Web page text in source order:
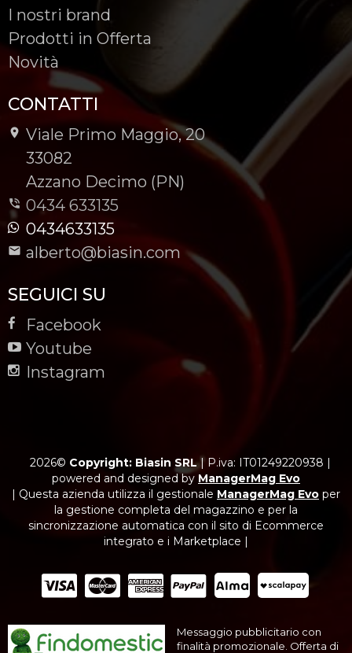
I nostri brand
Prodotti in Offerta
Novità
CONTATTI
Viale Primo Maggio, 20
-
33082
-
Azzano Decimo (PN)
0434 633135
0434633135
alberto@biasin.com
SEGUICI SU
Facebook
Youtube
Instagram
2026© Copyright: Biasin SRL| P.iva: IT01249220938 |
powered and designed by ManagerMag Evo
| Questa azienda utilizza il gestionale ManagerMag Evo per
la gestione completa del magazzino e per la
sincronizzazione automatica con il sito di Ecommerce
integrato e i Marketplace |
Messaggio pubblicitario con
finalità promozionale. Offerta di